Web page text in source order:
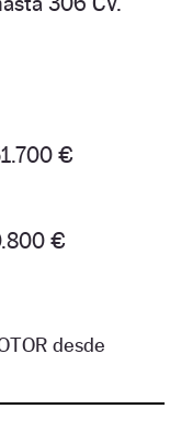
€
€
desde